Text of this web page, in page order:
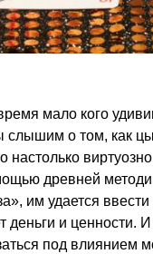
мало кого
о том, как
настолько
древней
им удается
деньги и ценности.
под влиянием